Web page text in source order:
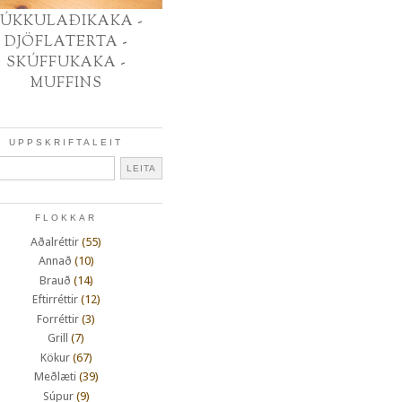
-
DJÖFLATERTA -
SKÚFFUKAKA -
MUFFINS
UPPSKRIFTALEIT
FLOKKAR
Aðalréttir (55)
Annað (10)
Brauð (14)
Eftirréttir (12)
Forréttir (3)
Grill
(7)
Kökur (67)
Meðlæti (39)
Súpur (9)